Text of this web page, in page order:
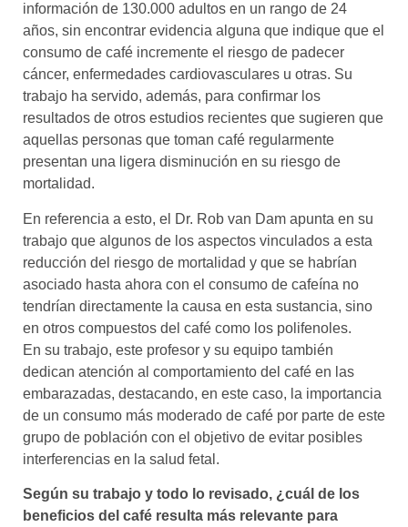
información de 130.000 adultos en un rango de 24
años, sin encontrar evidencia alguna que indique que el
consumo de café incremente el riesgo de padecer
cáncer, enfermedades cardiovasculares u otras. Su
trabajo ha servido, además, para confirmar los
resultados de otros estudios recientes que sugieren que
aquellas personas que toman café regularmente
presentan una ligera disminución en su riesgo de
mortalidad.
En referencia a esto, el Dr. Rob van Dam apunta en su
trabajo que algunos de los aspectos vinculados a esta
reducción del riesgo de mortalidad y que se habrían
asociado hasta ahora con el consumo de cafeína no
tendrían directamente la causa en esta sustancia, sino
en otros compuestos del café como los polifenoles.
En su trabajo, este profesor y su equipo también
dedican atención al comportamiento del café en las
embarazadas, destacando, en este caso, la importancia
de un consumo más moderado de café por parte de este
grupo de población con el objetivo de evitar posibles
interferencias en la salud fetal.
Según su trabajo y todo lo revisado, ¿cuál de los
beneficios del café resulta más relevante para